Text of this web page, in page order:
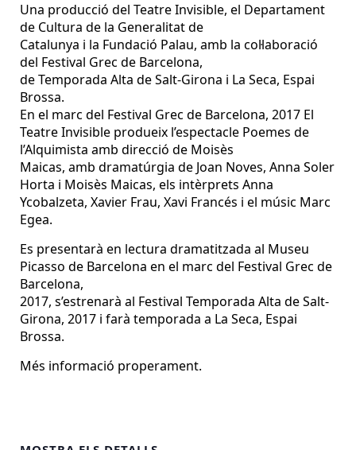
Una producció del Teatre Invisible, el Departament
de Cultura de la Generalitat de
Catalunya i la Fundació Palau, amb la col·laboració
del Festival Grec de Barcelona,
de Temporada Alta de Salt-Girona i La Seca, Espai
Brossa.
En el marc del Festival Grec de Barcelona, 2017 El
Teatre Invisible produeix l’espectacle Poemes de
l’Alquimista amb direcció de Moisès
Maicas, amb dramatúrgia de Joan Noves, Anna Soler
Horta i Moisès Maicas, els intèrprets Anna
Ycobalzeta, Xavier Frau, Xavi Francés i el músic Marc
Egea.
Es presentarà en lectura dramatitzada al Museu
Picasso de Barcelona en el marc del Festival Grec de
Barcelona,
2017, s’estrenarà al Festival Temporada Alta de Salt-
Girona, 2017 i farà temporada a La Seca, Espai
Brossa.
Més informació properament.